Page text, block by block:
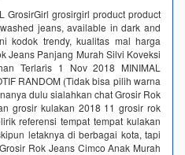
GrosirGirl grosirgirl product product
jeans, available in dark and
kodok trendy, kualitas mal harga
Jeans Panjang Murah Silvi Koveksi
Terlaris 1 Nov 2018 MINIMAL
RANDOM (Tidak bisa pilih warna
dulu sialahkan chat Grosir Rok
grosir kulakan 2018 11 grosir rok
referensi tempat tempat kulakan
letaknya di berbagai kota, tapi
Rok Jeans Cimco Anak Murah